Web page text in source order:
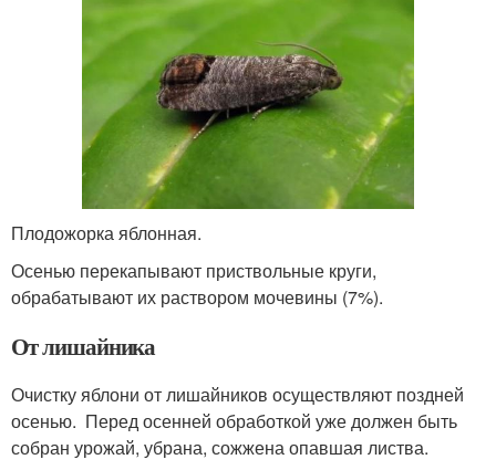
Плодожорка яблонная.
Осенью перекапывают приствольные круги,
обрабатывают их раствором мочевины (7%).
От лишайника
Очистку яблони от лишайников осуществляют поздней
осенью. Перед осенней обработкой уже должен быть
собран урожай, убрана, сожжена опавшая листва.